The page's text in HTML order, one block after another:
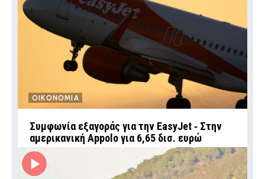
ΟΙΚΟΝΟΜΙΑ
Συμφωνία εξαγοράς για την EasyJet ‑ Στην
αμερικανική Appolo για 6,65 δισ. ευρώ